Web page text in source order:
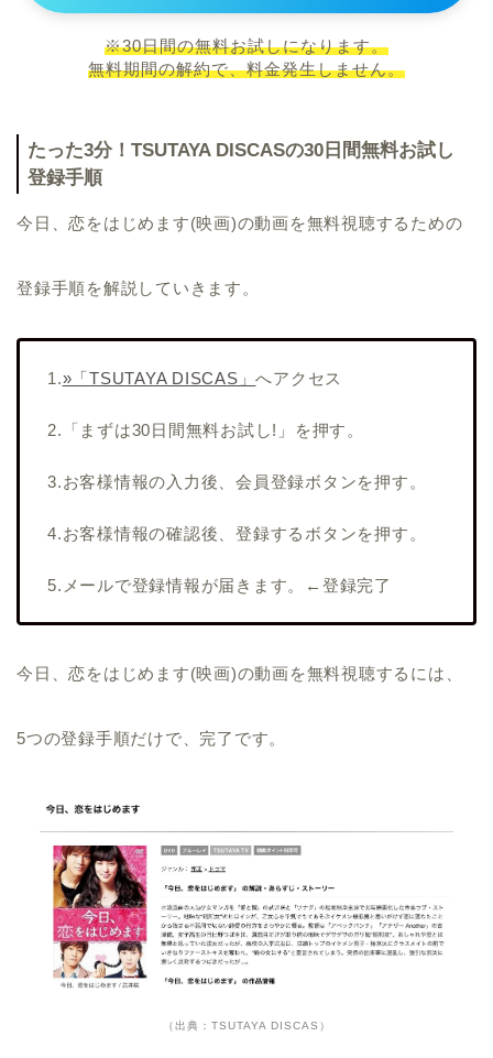
※30日間の無料お試しになります。
無料期間の解約で、料金発生しません。
たった3分！TSUTAYA DISCASの30日間無料お試し
登録手順
今日、恋をはじめます(映画)の動画を無料視聴するための
登録手順を解説していきます。
1.»「TSUTAYA DISCAS」へアクセス
2.「まずは30日間無料お試し!」を押す。
3.お客様情報の入力後、会員登録ボタンを押す。
4.お客様情報の確認後、登録するボタンを押す。
5.メールで登録情報が届きます。←登録完了
今日、恋をはじめます(映画)の動画を無料視聴するには、
5つの登録手順だけで、完了です。
（出典：TSUTAYA DISCAS）